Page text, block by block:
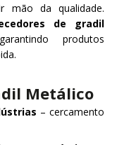
mão da qualidade.
de gradil
produtos
Metálico
– cercamento